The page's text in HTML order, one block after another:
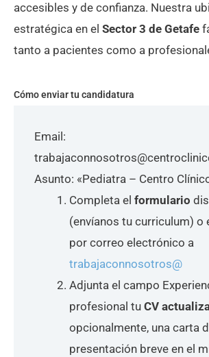
accesibles y de confianza. Nuestra
estratégica en el Sector 3 de Getafe
tanto a pacientes como a
Cómo enviar tu candidatura
Email:
Asunto: «Pediatra – Centro
Completa el formulario
(envíanos tu curriculum) o
por correo electrónico a
trabajaconnosotros@
Adjunta el campo
profesional tu CV
opcionalmente, una carta
presentación breve en el